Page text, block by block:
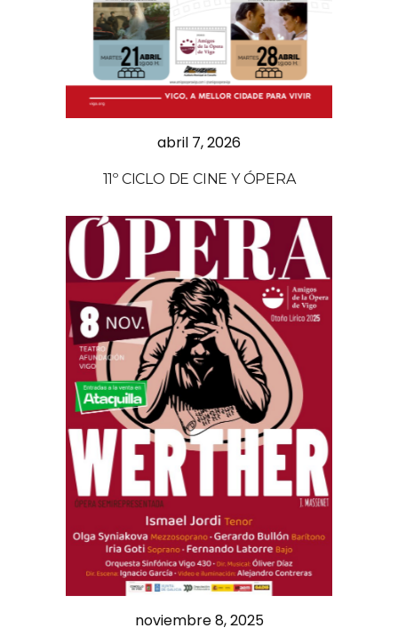
abril 7, 2026
11º CICLO DE CINE Y ÓPERA
noviembre 8, 2025